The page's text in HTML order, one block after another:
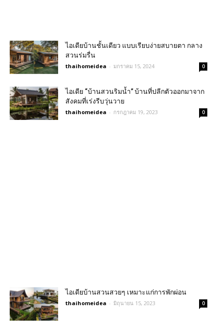
ไอเดียบ้านชั้นเดียว แบบเรียบง่ายสบายตา กลาง
สวนร่มรื่น
thaihomeidea - มกราคม 15, 2024 0
ไอเดีย “บ้านสวนริมน้ำ” บ้านที่ปลีกตัวออกมาจาก
สังคมที่เร่งรีบวุ่นวาย
thaihomeidea - กรกฎาคม 19, 2023 0
ไอเดียบ้านสวนสวยๆ เหมาะแก่การพักผ่อน
thaihomeidea - มิถุนายน 15, 2023 0